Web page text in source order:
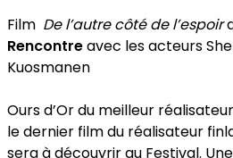
Film De l’autre côté de l’espoir
Rencontreavec les acteurs
Kuosmanen
Ours d’Or du meilleur
le dernier film du réalisateur
sera à découvrir au Festival.